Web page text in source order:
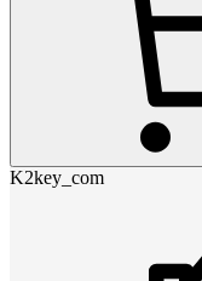
K2key_com